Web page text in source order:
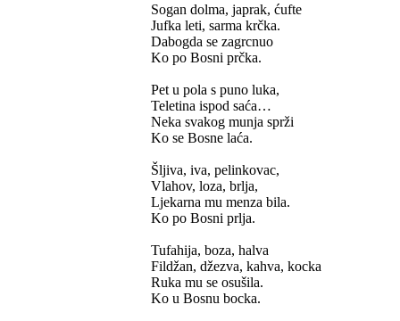
Sogan dolma, japrak, ćufte
Jufka leti, sarma krčka.
Dabogda se zagrcnuo
Ko po Bosni prčka.
Pet u pola s puno luka,
Teletina ispod saća…
Neka svakog munja sprži
Ko se Bosne laća.
Šljiva, iva, pelinkovac,
Vlahov, loza, brlja,
Ljekarna mu menza bila.
Ko po Bosni prlja.
Tufahija, boza, halva
Fildžan, džezva, kahva, kocka
Ruka mu se osušila.
Ko u Bosnu bocka.